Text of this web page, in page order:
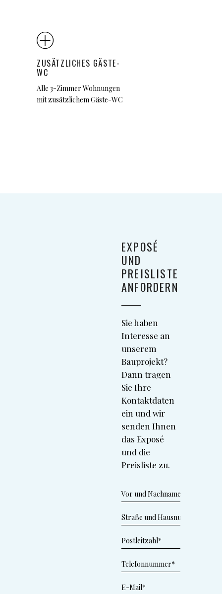
ZUSÄTZLICHES GÄSTE-
WC
Alle 3-Zimmer Wohnungen
mit zusätzlichem Gäste-WC
EXPOSÉ
UND
PREISLISTE
ANFORDERN
Sie haben
Interesse an
unserem
Bauprojekt?
Dann tragen
Sie Ihre
Kontaktdaten
ein und wir
senden Ihnen
das Exposé
und die
Preisliste zu.